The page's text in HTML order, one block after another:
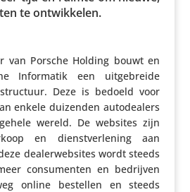
te ontwikkelen.
van Porsche Holding bouwt en
Infor­matik een uitge­breide
Deze is bedoeld voor
enkele duizenden auto­dea­lers
wereld. De websites zijn
en dienst­ver­le­ning aan
dealer­web­sites wordt steeds
consu­menten en bedrijven
online bestellen en steeds